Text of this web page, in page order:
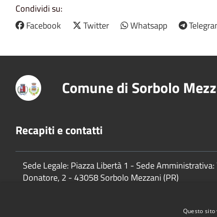
Condividi su:
Facebook
Twitter Whatsapp
Comune di Sorbolo
Recapiti e contatti
Sede Legale: Piazza Libertà 1 - Sede Amministrativa:
Donatore, 2 - 43058 Sorbolo Mezzani (PR)
Questo